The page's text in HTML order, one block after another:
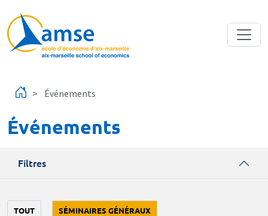
Événements
Événements
Filtres
TOUT SÉMINAIRES GÉNÉRAUX